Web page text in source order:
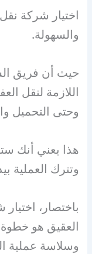
اختيار شركة
والسهولة.
حيث أن فريق
اللازمة لنقل
وحتى التحميل
هذا يعني أنك
وتترك العملية
باختصار،
العقيق هو
وسلاسة عملية